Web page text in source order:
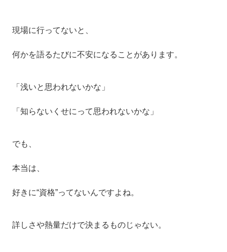
現場に行ってないと、
何かを語るたびに不安になることがあります。
「浅いと思われないかな」
「知らないくせにって思われないかな」
でも、
本当は、
好きに“資格”ってないんですよね。
詳しさや熱量だけで決まるものじゃない。